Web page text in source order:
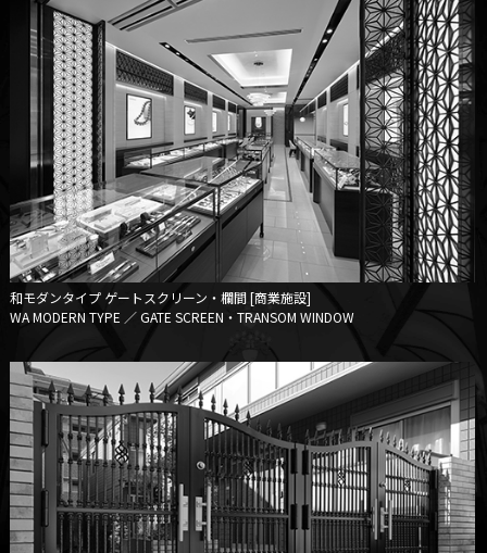
和モダンタイプ ゲートスクリーン・欄間 [商業施設]
WA MODERN TYPE ／ GATE SCREEN・TRANSOM WINDOW